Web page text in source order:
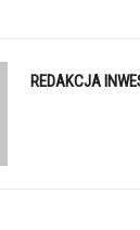
REDAKCJA